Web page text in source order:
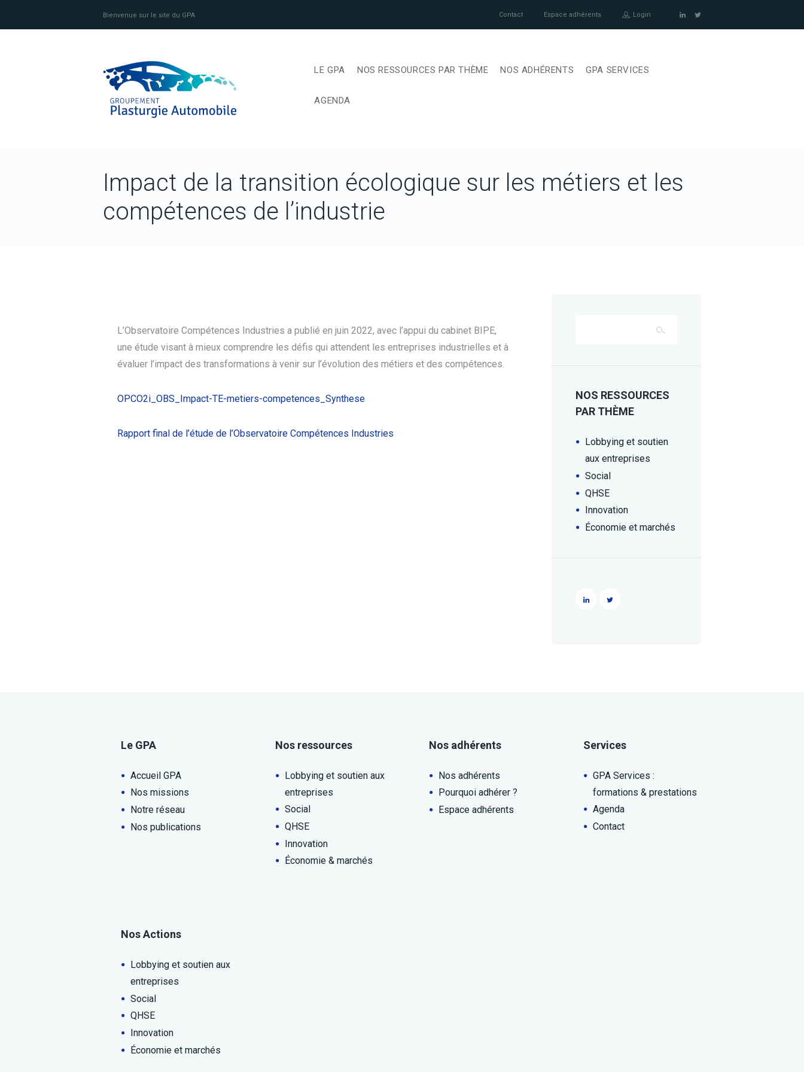
Bienvenue sur le site du GPA Contact Espace adhérents Login
LE GPA NOS RESSOURCES PAR THÈME NOS ADHÉRENTS GPA SERVICES
AGENDA
Impact de la transition écologique sur les métiers et les
compétences de l’industrie
L’Observatoire Compétences Industries a publié en juin 2022, avec l’appui du cabinet BIPE,
une étude visant à mieux comprendre les défis qui attendent les entreprises industrielles et à
évaluer l’impact des transformations à venir sur l’évolution des métiers et des compétences.
OPCO2i_OBS_Impact-TE-metiers-competences_Synthese
Rapport final de l’étude de l’Observatoire Compétences Industries
NOS RESSOURCES
PAR THÈME
Lobbying et soutien
aux entreprises
Social
QHSE
Innovation
Économie et marchés
Le GPA
Accueil GPA
Nos missions
Notre réseau
Nos publications
Nos ressources
Lobbying et soutien aux
entreprises
Social
QHSE
Innovation
Économie & marchés
Nos adhérents
Nos adhérents
Pourquoi adhérer ?
Espace adhérents
Services
GPA Services :
formations & prestations
Agenda
Contact
Nos Actions
Lobbying et soutien aux
entreprises
Social
QHSE
Innovation
Économie et marchés